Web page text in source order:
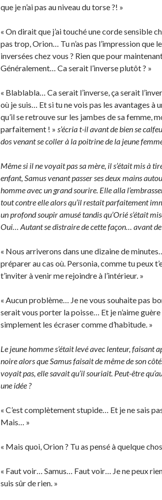
que je n’ai pas au niveau du torse ?! »
« On dirait que j’ai touché une corde sensible
pas trop, Orion… Tu n’as pas l’impression que
inversées chez vous ? Rien que pour
Généralement… Ca serait l’inverse plutôt ? »
« Blablabla… Ca serait l’inverse, ça serait
où je suis… Et si tu ne vois pas les avantages à
qu’il se retrouve sur les jambes de sa femme,
parfaitement ! » s’écria t-il avant de bien se
dos venant se coller à la poitrine de la jeune
Même si il ne voyait pas sa mère, il s’était mis à
enfant, Samus venant passer ses deux mains
homme avec un grand sourire. Elle alla
tout contre elle alors qu’il restait parfaitement
un profond soupir amusé tandis qu’Orié s’était
Oui… Autant se distraire de cette façon… avant
« Nous arriverons dans une dizaine de
préparer au cas où. Personia, comme tu peux
t’inviter à venir me rejoindre à l’intérieur. »
« Aucun problème… Je ne vous souhaite pas
serait vous porter la poisse… Et je n’aime
simplement les écraser comme d’habitude. »
Le jeune homme s’était levé avec lenteur, faisant
noire alors que Samus faisait de même de son
voyait pas, elle savait qu’il souriait. Peut-être
une idée ?
« C’est complètement stupide… Et je ne sais
Mais… »
« Mais quoi, Orion ? Tu as pensé à quelque
« Faut voir… Samus… Faut voir… Je ne peux
suis sûr de rien. »